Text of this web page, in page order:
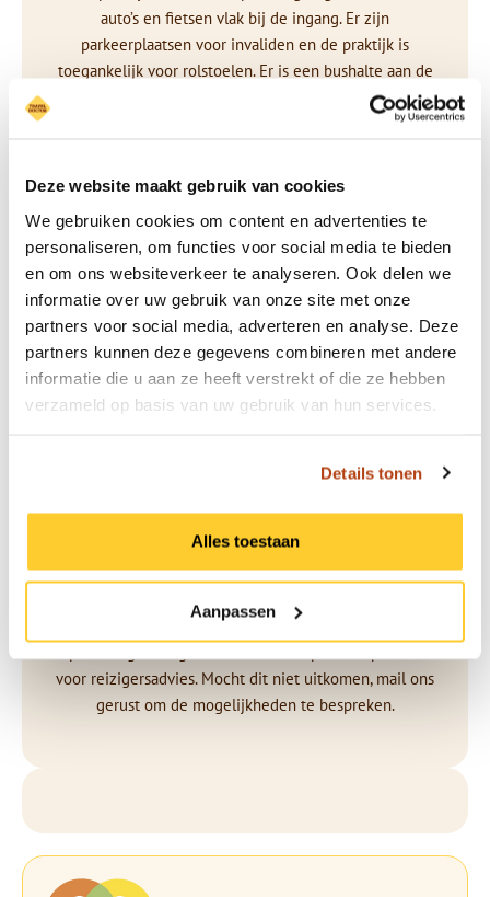
Deze website maakt gebruik van cookies
We gebruiken cookies om content en advertenties te
personaliseren, om functies voor social media te bieden
en om ons websiteverkeer te analyseren. Ook delen we
informatie over uw gebruik van onze site met onze
partners voor social media, adverteren en analyse. Deze
partners kunnen deze gegevens combineren met andere
informatie die u aan ze heeft verstrekt of die ze hebben
verzameld op basis van uw gebruik van hun services.
Details tonen
Alles toestaan
Aanpassen
auto’s en fietsen vlak bij de ingang. Er zijn
parkeerplaatsen voor invaliden en de praktijk is
toegankelijk voor rolstoelen. Er is een bushalte aan de
straatzijde van het medisch centrum.
omgeving.
Bezoek de website
Praktische informatie
Adresinformatie
T: 0548-512204
E: rijssen@traveldoctor.nl
Openingstijden
Geopend van maandag t/m vrijdag van 8:00 tot 17:00.
voor reizigersadvies. Mocht dit niet uitkomen, mail ons
gerust om de mogelijkheden te bespreken.